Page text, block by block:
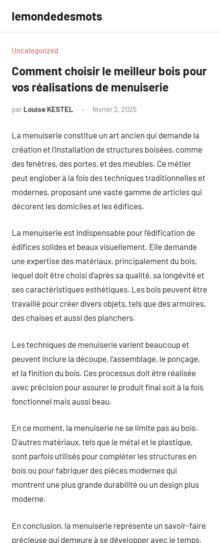
contenu
lemondedesmots
Uncategorized
Comment choisir le meilleur bois pour
vos réalisations de menuiserie
par Louise KESTEL février 2, 2025
La menuiserie constitue un art ancien qui demande la
création et l’installation de structures boisées, comme
des fenêtres, des portes, et des meubles. Ce métier
peut englober à la fois des techniques traditionnelles et
modernes, proposant une vaste gamme de articles qui
décorent les domiciles et les édifices.
La menuiserie est indispensable pour l’édification de
édifices solides et beaux visuellement. Elle demande
une expertise des matériaux, principalement du bois,
lequel doit être choisi d’après sa qualité, sa longévité et
ses caractéristiques esthétiques. Les bois peuvent être
travaillé pour créer divers objets, tels que des armoires,
des chaises et aussi des planchers.
Les techniques de menuiserie varient beaucoup et
peuvent inclure la découpe, l’assemblage, le ponçage,
et la finition du bois. Ces processus doit être réalisée
avec précision pour assurer le produit final soit à la fois
fonctionnel mais aussi beau.
En ce moment, la menuiserie ne se limite pas au bois.
D’autres matériaux, tels que le métal et le plastique,
sont parfois utilisés pour compléter les structures en
bois ou pour fabriquer des pièces modernes qui
montrent une plus grande durabilité ou un design plus
moderne.
En conclusion, la menuiserie représente un savoir-faire
précieuse qui demeure à se développer avec le temps.